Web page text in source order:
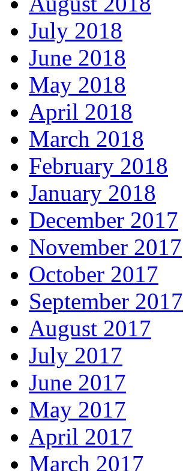
July 2018
June 2018
May 2018
April 2018
March 2018
February 2018
January 2018
December 2017
November 2017
October 2017
September 2017
August 2017
July 2017
June 2017
May 2017
April 2017
March 2017